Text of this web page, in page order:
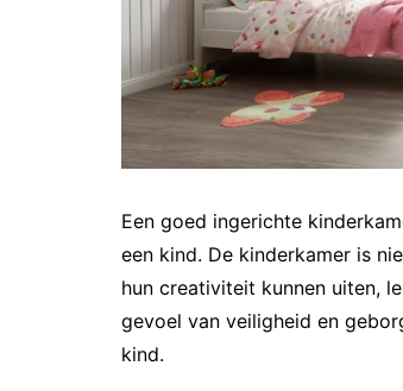
Een goed ingerichte
een kind. De kinderkamer is
hun creativiteit kunnen uiten,
gevoel van veiligheid en
kind.